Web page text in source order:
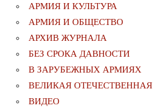
АРМИЯ И КУЛЬТУРА
АРМИЯ И ОБЩЕСТВО
АРХИВ ЖУРНАЛА
БЕЗ СРОКА ДАВНОСТИ
В ЗАРУБЕЖНЫХ АРМИЯХ
ВЕЛИКАЯ ОТЕЧЕСТВЕННАЯ
ВИДЕО